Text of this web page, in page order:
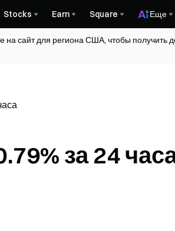
Stocks Earn Square Еще
сайт для региона США, чтобы получить
за 24